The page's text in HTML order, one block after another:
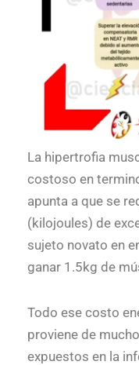
La hipertrofia
costoso en
apunta a que se
(kilojoules) de
sujeto novato en
ganar 1.5kg de
Todo ese costo
proviene de
expuestos en la